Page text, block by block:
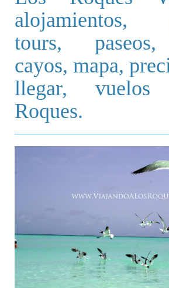
alojamientos,
tours,
cayos, mapa,
llegar,
Roques.